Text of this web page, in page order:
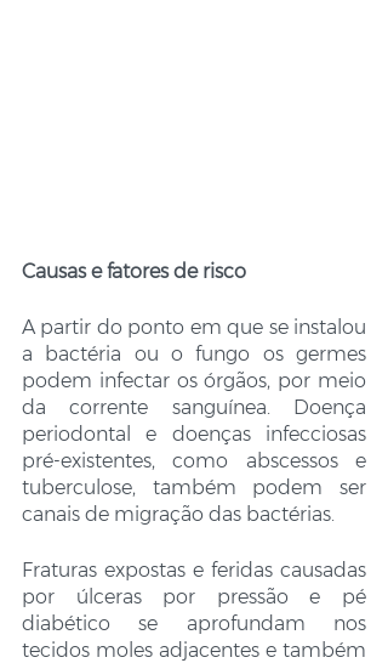
Causas e fatores de risco
A partir do ponto em que se instalou
a bactéria ou o fungo os germes
podem infectar os órgãos, por meio
da corrente sanguínea. Doença
periodontal e doenças infecciosas
pré-existentes, como abscessos e
tuberculose, também podem ser
canais de migração das bactérias.
Fraturas expostas e feridas causadas
por úlceras por pressão e pé
diabético se aprofundam nos
tecidos moles adjacentes e também